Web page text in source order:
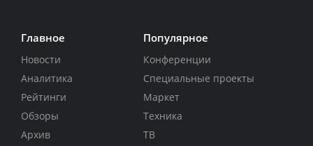
Главное
Новости
Аналитика
Рейтинги
Обзоры
Архив
Популярное
Конференции
Специальные проекты
Маркет
Техника
ТВ